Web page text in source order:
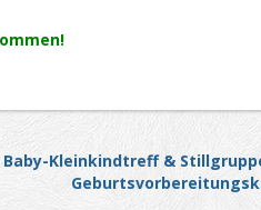
Baby-Kleinkindtreff &